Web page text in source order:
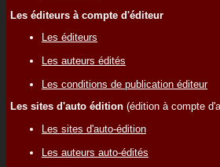
Les éditeurs à compte d'éditeur
Les éditeurs
Les auteurs édités
Les conditions de publication éditeur
Les sites d'auto édition (édition à compte
Les sites d'auto-édition
Les auteurs auto-édités